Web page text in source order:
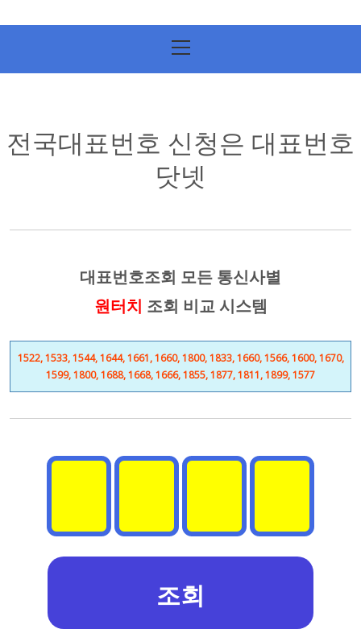
본
메
전국대표번호 신청은 대표번호
닷넷
대표번호조회 모든 통신사별
원터치 조회 비교 시스템
1522, 1533, 1544, 1644, 1661, 1660, 1800, 1833, 1660, 1566, 1600, 1670,
1599, 1800, 1688, 1668, 1666, 1855, 1877, 1811, 1899, 1577